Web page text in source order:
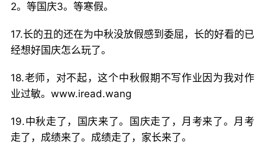
2。等国庆3。等寒假。
17.长的丑的还在为中秋没放假感到委屈，长的好看的已
经想好国庆怎么玩了。
18.老师，对不起，这个中秋假期不写作业因为我对作
业过敏。www.iread.wang
19.中秋走了，国庆来了。国庆走了，月考来了。月考
走了，成绩来了。成绩走了，家长来了。